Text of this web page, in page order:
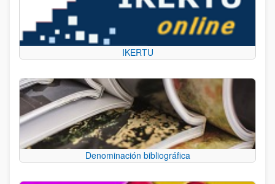
IKERTU
Denominación bibliográfica